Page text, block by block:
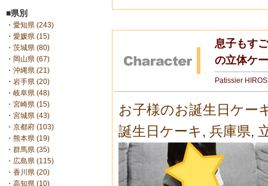
■県別
・ 愛知県 (243)
・ 愛媛県 (15)
・ 茨城県 (80)
・ 岡山県 (67)
・ 沖縄県 (21)
・ 岩手県 (20)
・ 岐阜県 (48)
・ 宮崎県 (15)
・ 宮城県 (43)
・ 京都府 (103)
・ 熊本県 (19)
・ 群馬県 (35)
・ 広島県 (115)
・ 香川県 (20)
・ 高知県 (10)
息子もす
の立体ケ
Patissier
お子様のお誕生日ケー
誕生日ケーキ , 兵庫県,